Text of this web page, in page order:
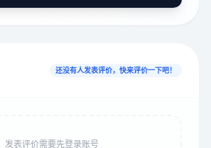
还没有人发表评价，快来评价一下吧！
发表评价需要先登录账号